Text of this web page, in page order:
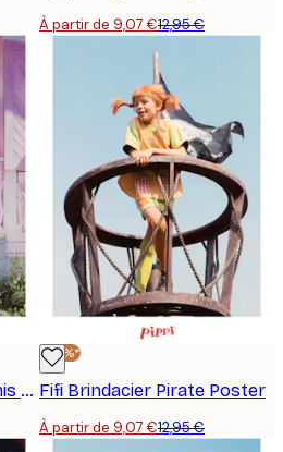
À partir de 9,07 €12,95 €
Fifi Brindacier et Ses Amis Poster
-30%*
Fifi Brindacier Pirate Poster
À partir de 9,07 €12,95 €